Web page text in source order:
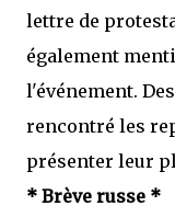
lettre de
également
l'événement.
rencontré les
présenter leur
* Brève russe *